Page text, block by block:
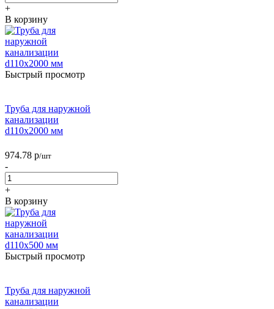
+
В корзину
Быстрый просмотр
Труба для наружной
канализации
d110х2000 мм
974.78 р/шт
-
+
В корзину
Быстрый просмотр
Труба для наружной
канализации